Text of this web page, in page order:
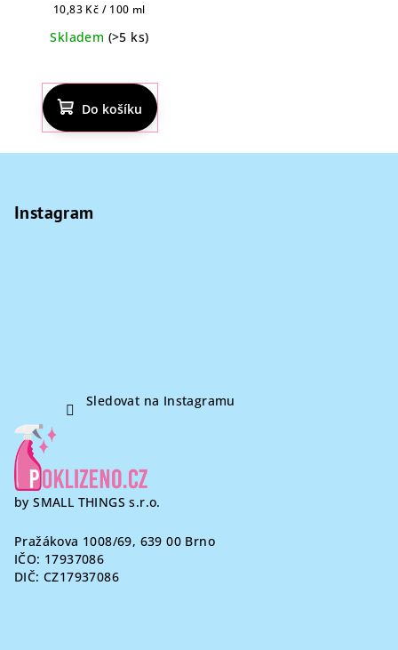
Měrná
10,83 Kč / 100 ml
Skladem (>5 ks)
Do košíku
Instagram
Sledovat na Instagramu
by SMALL THINGS s.r.o.
Pražákova 1008/69, 639 00 Brno
IČO: 17937086
DIČ: CZ17937086